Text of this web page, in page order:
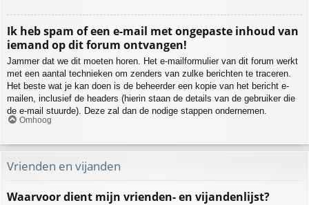
Ik heb spam of een e-mail met ongepaste inhoud van
iemand op dit forum ontvangen!
Jammer dat we dit moeten horen. Het e-mailformulier van dit forum werkt
met een aantal technieken om zenders van zulke berichten te traceren.
Het beste wat je kan doen is de beheerder een kopie van het bericht e-
mailen, inclusief de headers (hierin staan de details van de gebruiker die
de e-mail stuurde). Deze zal dan de nodige stappen ondernemen.
Omhoog
Vrienden en vijanden
Waarvoor dient mijn vrienden- en vijandenlijst?